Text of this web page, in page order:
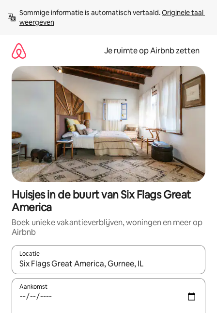
direct
naar
Sommige informatie is automatisch vertaald. Originele taal
weergeven
Je ruimte op Airbnb zetten
Huisjes in de buurt van Six Flags Great
America
Boek unieke vakantieverblijven, woningen en meer op
Airbnb
Locatie
Wanneer er suggesties beschikbaar zijn, maak je een keuze
Aankomst